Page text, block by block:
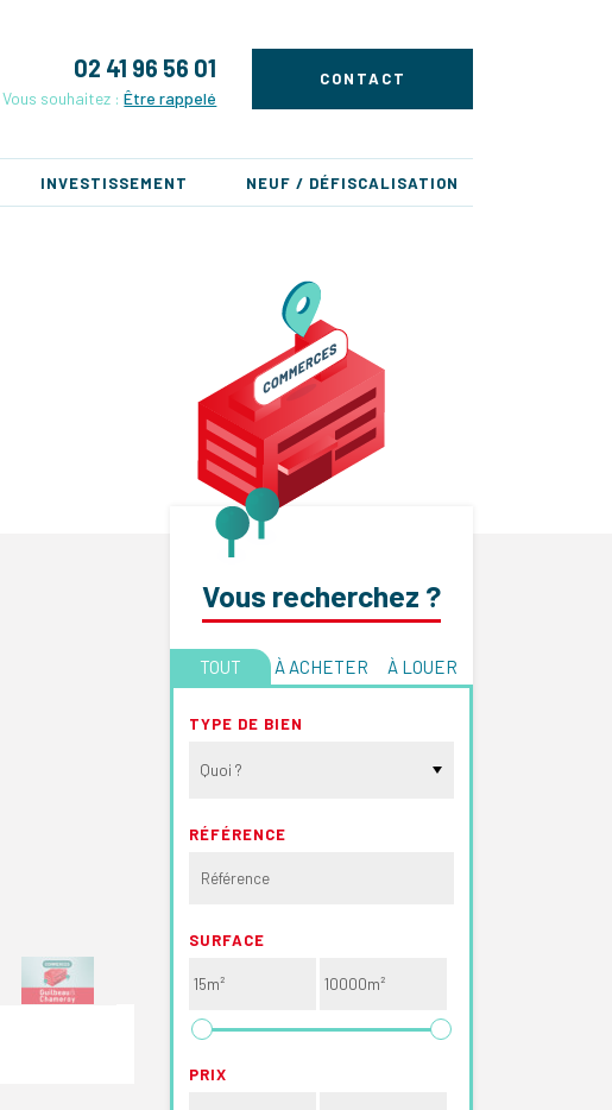
02 41 96 56 01
Vous souhaitez :Être rappelé
CONTACT
INVESTISSEMENT NEUF / DÉFISCALISATION
Vous recherchez ?
TOUT À ACHETER À LOUER
TYPE DE BIEN
Quoi ?
RÉFÉRENCE
SURFACE
PRIX